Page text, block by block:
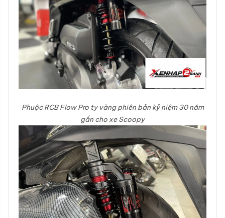
Phuộc RCB Flow Pro ty vàng phiên bản kỷ niệm 30 năm
gắn cho xe Scoopy